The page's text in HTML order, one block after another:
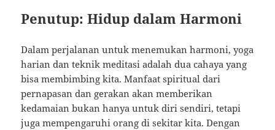
Penutup: Hidup dalam Harmoni
Dalam perjalanan untuk menemukan harmoni, yoga
harian dan teknik meditasi adalah dua cahaya yang
bisa membimbing kita. Manfaat spiritual dari
pernapasan dan gerakan akan memberikan
kedamaian bukan hanya untuk diri sendiri, tetapi
juga mempengaruhi orang di sekitar kita. Dengan